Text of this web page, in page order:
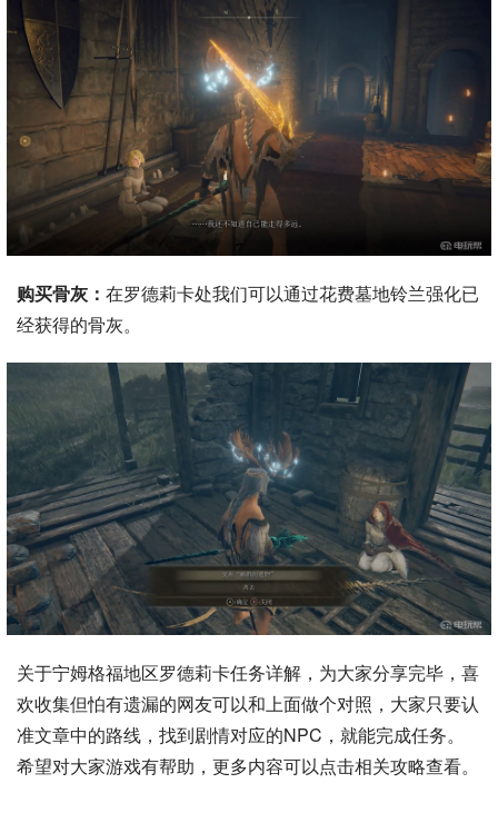
购买骨灰： 在罗德莉卡处我们可以通过花费墓地铃兰强化已
经获得的骨灰。
关于宁姆格福地区罗德莉卡任务详解，为大家分享完毕，喜
欢收集但怕有遗漏的网友可以和上面做个对照，大家只要认
准文章中的路线，找到剧情对应的NPC，就能完成任务。
希望对大家游戏有帮助，更多内容可以点击相关攻略查看。